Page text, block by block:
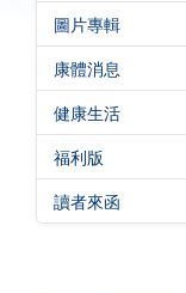
電子書版
圖片專輯
康體消息
健康生活
福利版
讀者來函